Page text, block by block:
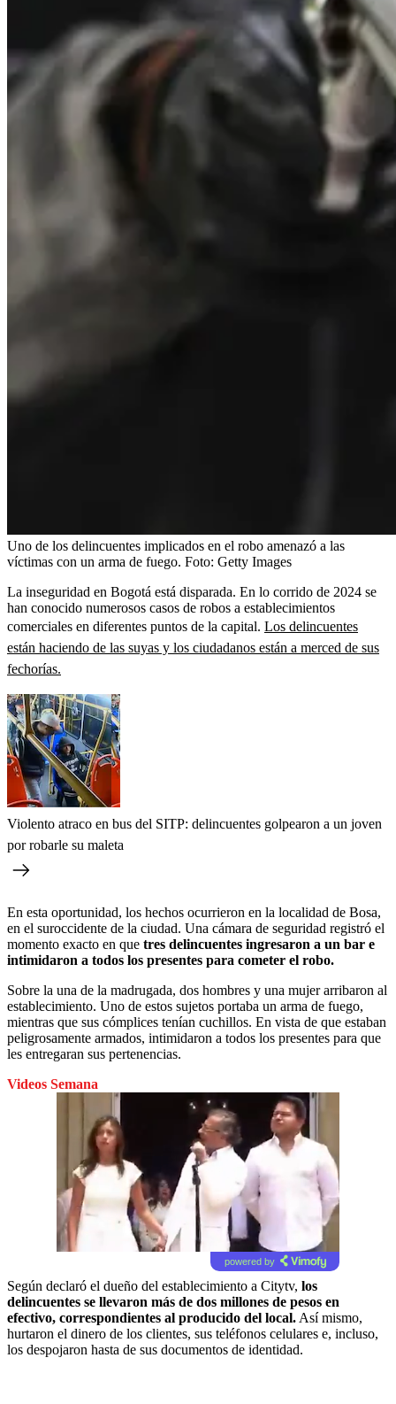
Uno de los delincuentes implicados en el robo amenazó a las
víctimas con un arma de fuego. Foto: Getty Images
La inseguridad en Bogotá está disparada. En lo corrido de 2024 se
han conocido numerosos casos de robos a establecimientos
comerciales en diferentes puntos de la capital. Los delincuentes
están haciendo de las suyas y los ciudadanos están a merced de sus
fechorías.
Violento atraco en bus del SITP: delincuentes golpearon a un joven
por robarle su maleta
En esta oportunidad, los hechos ocurrieron en la localidad de Bosa,
en el suroccidente de la ciudad. Una cámara de seguridad registró el
momento exacto en que tres delincuentes ingresaron a un bar e
intimidaron a todos los presentes para cometer el robo.
Sobre la una de la madrugada, dos hombres y una mujer arribaron al
establecimiento. Uno de estos sujetos portaba un arma de fuego,
mientras que sus cómplices tenían cuchillos. En vista de que estaban
peligrosamente armados, intimidaron a todos los presentes para que
les entregaran sus pertenencias.
Videos Semana
powered by
Según declaró el dueño del establecimiento a Citytv, los
delincuentes se llevaron más de dos millones de pesos en
efectivo, correspondientes al producido del local. Así mismo,
hurtaron el dinero de los clientes, sus teléfonos celulares e, incluso,
los despojaron hasta de sus documentos de identidad.